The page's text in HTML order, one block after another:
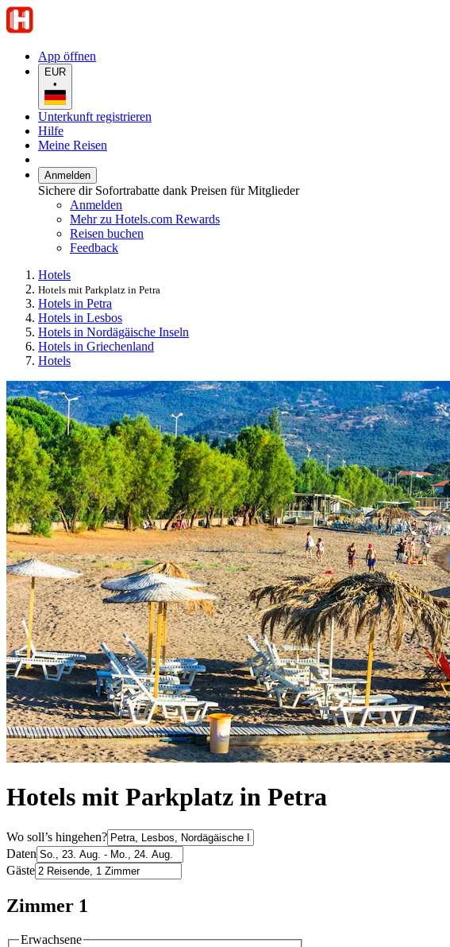
App öffnen
EUR
•
Unterkunft registrieren
Hilfe
Meine Reisen
Anmelden
Sichere dir Sofortrabatte dank Preisen für Mitglieder
Anmelden
Mehr zu Hotels.com Rewards
Reisen buchen
Feedback
Hotels
Hotels mit Parkplatz in Petra
Hotels in Petra
Hotels in Lesbos
Hotels in Nordägäische Inseln
Hotels in Griechenland
Hotels
Hotels mit Parkplatz in Petra
Wo soll’s hingehen?
Daten
Gäste
Zimmer 1
Erwachsene